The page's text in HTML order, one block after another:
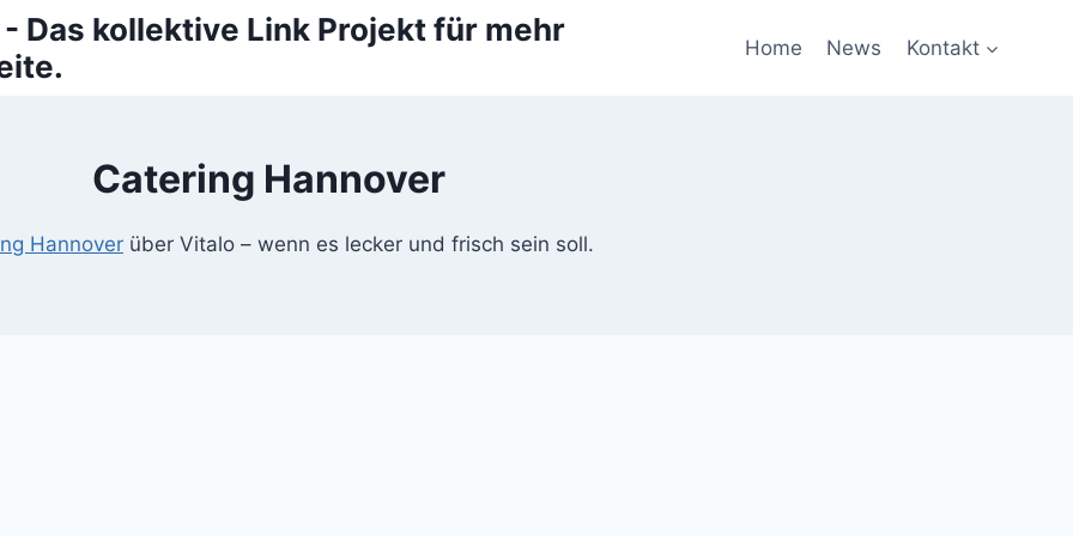
Das kollektive Link Projekt für mehr
Home News Kontakt
Catering Hannover
Hannover über Vitalo – wenn es lecker und frisch sein soll.